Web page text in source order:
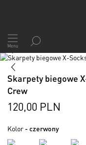
Przejdź
do
treści
Menu
Skip
the
end
the
images
1/2
Skip
the
beginning
gallery
Skarpety biegowe
Crew
120,00 PLN
Kolor - czerwony